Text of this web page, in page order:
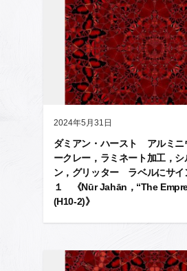
2024年5月31日
ダミアン・ハースト アルミニ
ークレー，ラミネート加工，
ン，グリッター ラベルにサ
１ 《Nūr Jahān，“The
(H10-2)》